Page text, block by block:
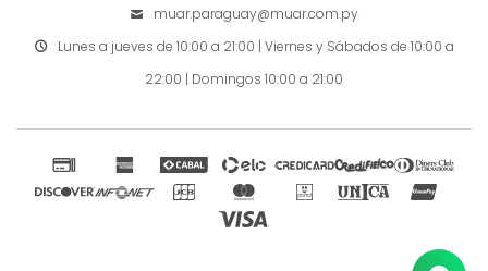
muar.paraguay@muar.com.py
Lunes a jueves de 10:00 a 21:00 | Viernes y Sábados de 10:00 a
22:00 | Domingos 10:00 a 21:00